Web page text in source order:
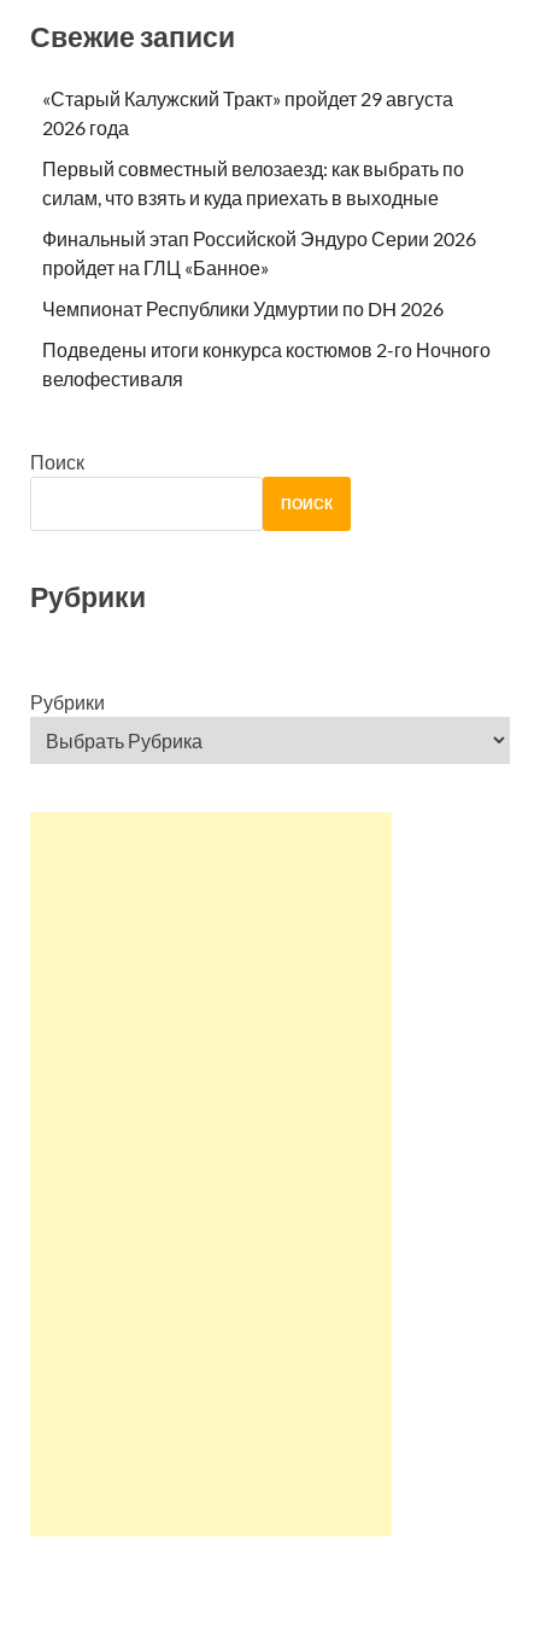
Свежие записи
«Старый Калужский Тракт» пройдет 29 августа
2026 года
Первый совместный велозаезд: как выбрать по
силам, что взять и куда приехать в выходные
Финальный этап Российской Эндуро Серии 2026
пройдет на ГЛЦ «Банное»
Чемпионат Республики Удмуртии по DH 2026
Подведены итоги конкурса костюмов 2-го Ночного
велофестиваля
Поиск
ПОИСК
Рубрики
Рубрики